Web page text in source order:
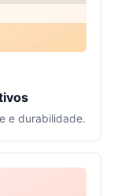
e durabilidade.